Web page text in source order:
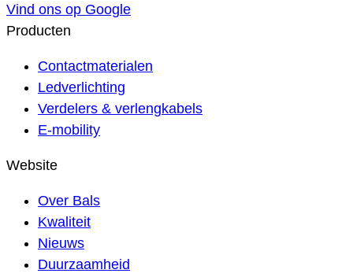
Vind ons op Google
Producten
Contactmaterialen
Ledverlichting
Verdelers & verlengkabels
E-mobility
Website
Over Bals
Kwaliteit
Nieuws
Duurzaamheid